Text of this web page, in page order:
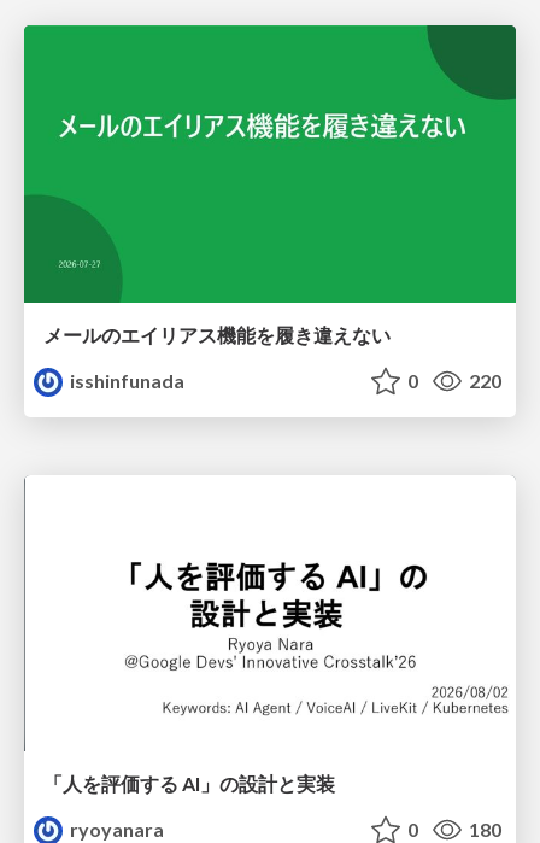
メールのエイリアス機能を履き違えない
isshinfunada
0 220
「人を評価する AI」の 設計と実装
ryoyanara
0 180